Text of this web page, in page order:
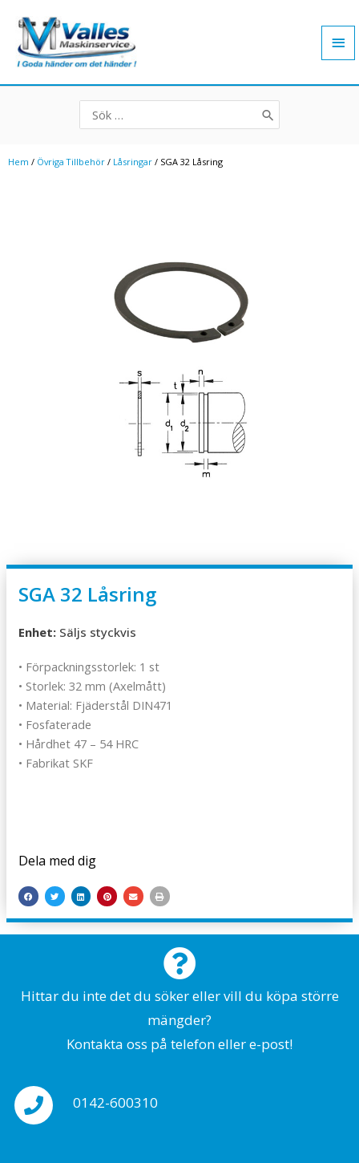
innehåll
Search
for:
Hem / Övriga Tillbehör / Låsringar / SGA 32 Låsring
SGA 32 Låsring
Enhet: Säljs styckvis
• Förpackningsstorlek: 1 st
• Storlek: 32 mm (Axelmått)
• Material: Fjäderstål DIN471
• Fosfaterade
• Hårdhet 47 – 54 HRC
• Fabrikat SKF
Dela med dig
Hittar du inte det du söker eller vill du köpa större
mängder?
Kontakta oss på telefon eller e-post!
0142-600310